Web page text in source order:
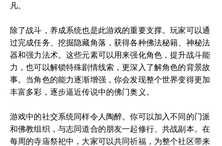
凡。
除了战斗，养成系统也是此游戏的重要支撑。玩家可以通
过完成任务、挖掘隐藏角落，获得各种佛法秘籍、神秘法
器和强力法术。这些元素可以用来强化角色，提升战斗能
力，也可以解锁特殊剧情线索，更深入了解角色的背景故
事。当角色的能力逐渐增强，你会发现整个世界变得更加
丰富多彩，逐步逼近传说中的佛门奥义。
游戏中的社交系统同样令人陶醉。你可以加入不同的门派
和佛教组织，与志同道合的朋友一起修行、共战副本。在
每周的寺庙祭祀中，大家可以共同祈福，为整个社区带来